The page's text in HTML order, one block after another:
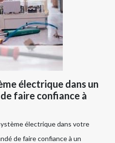
électrique dans un
faire confiance à
électrique dans votre
de faire confiance à un